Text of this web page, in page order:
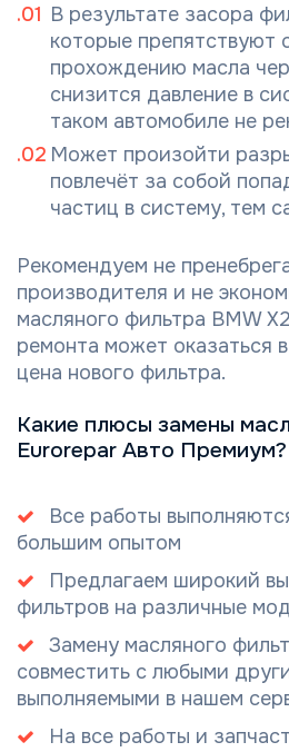
В результате засора
которые препятствуют
прохождению масла
снизится давление в
таком автомобиле не
Может произойти
повлечёт за собой
частиц в систему, тем
Рекомендуем не
производителя и не
масляного фильтра BMW
ремонта может оказаться
цена нового фильтра.
Какие плюсы замены
Eurorepar Авто Премиум?
Все работы
большим опытом
Предлагаем широкий
фильтров на различные
Замену масляного
совместить с любыми
выполняемыми в нашем
На все работы и